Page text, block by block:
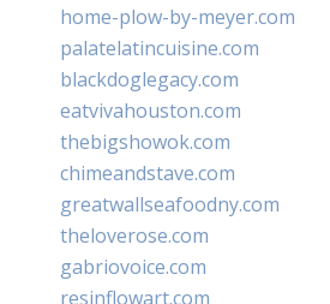
home-plow-by-meyer.com
palatelatincuisine.com
blackdoglegacy.com
eatvivahouston.com
thebigshowok.com
chimeandstave.com
greatwallseafoodny.com
theloverose.com
gabriovoice.com
resinflowart.com